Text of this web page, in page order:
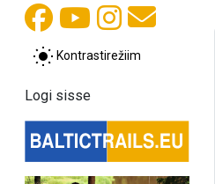
Kontrastirežiim
Logi sisse